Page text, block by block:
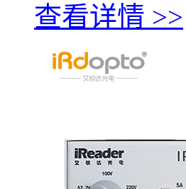
查看详情 >>